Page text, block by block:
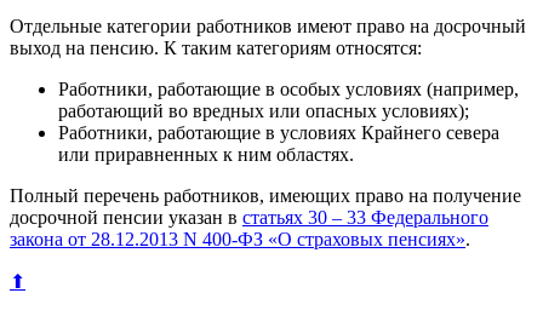
Отдельные категории работников имеют право на досрочный
выход на пенсию. К таким категориям относятся:
Работники, работающие в особых условиях (например,
работающий во вредных или опасных условиях);
Работники, работающие в условиях Крайнего севера
или приравненных к ним областях.
Полный перечень работников, имеющих право на получение
досрочной пенсии указан в статьях 30 – 33 Федерального
закона от 28.12.2013 N 400-ФЗ «О страховых пенсиях».
⬆